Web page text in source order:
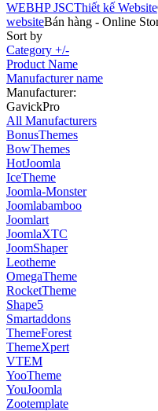
WEBHP JSCThiết kế Website
websiteBán hàng - Online
Sort by
Category +/-
Product Name
Manufacturer name
Manufacturer:
GavickPro
All Manufacturers
BonusThemes
BowThemes
HotJoomla
IceTheme
Joomla-Monster
Joomlabamboo
Joomlart
JoomlaXTC
JoomShaper
Leotheme
OmegaTheme
RocketTheme
Shape5
Smartaddons
ThemeForest
ThemeXpert
VTEM
YooTheme
YouJoomla
Zootemplate